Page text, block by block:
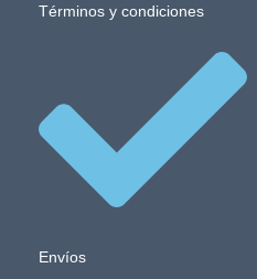
Términos y condiciones
Envíos